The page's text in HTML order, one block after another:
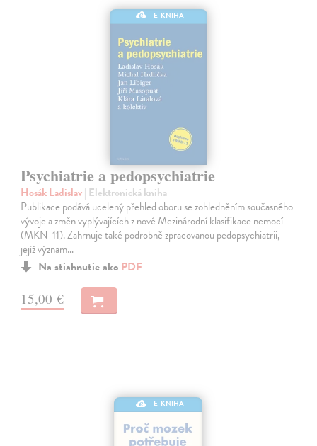
E-KNIHA
Psychiatrie a pedopsychiatrie
Hosák Ladislav| Elektronická kniha
Publikace podává ucelený přehled oboru se zohledněním současného
vývoje a změn vyplývajících z nové Mezinárodní klasifikace nemocí
(MKN-11). Zahrnuje také podrobně zpracovanou pedopsychiatrii,
jejíž význam…
Na stiahnutie ako PDF
15,00 €
E-KNIHA